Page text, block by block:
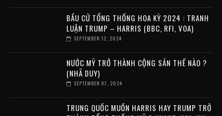
BẦU CỬ TỔNG THỐNG HOA KỲ 2024 : TRANH
LUẬN TRUMP – HARRIS (BBC, RFI, VOA)
SEPTEMBER 12, 2024
NƯỚC MỸ TRỞ THÀNH CỘNG SẢN THẾ NÀO ?
(NHÃ DUY)
SEPTEMBER 07, 2024
TRUNG QUỐC MUỐN HARRIS HAY TRUMP TRỞ